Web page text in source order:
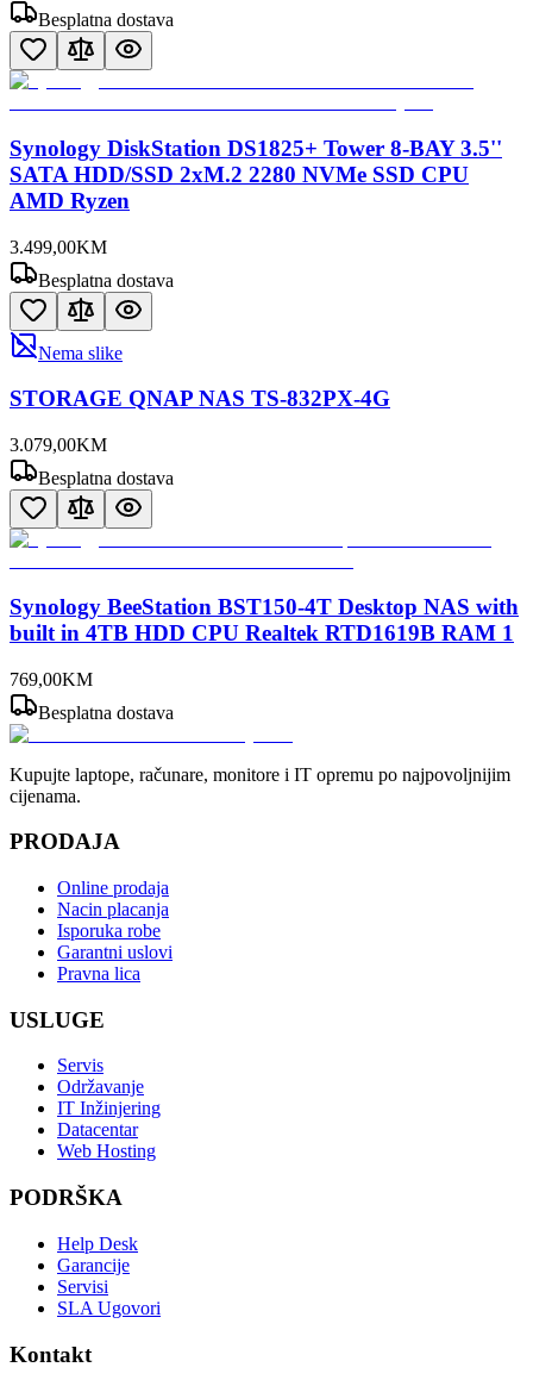
Besplatna dostava
Synology DiskStation DS1825+ Tower 8-BAY 3.5''
SATA HDD/SSD 2xM.2 2280 NVMe SSD CPU
AMD Ryzen
3.499,00KM
Besplatna dostava
Nema slike
STORAGE QNAP NAS TS-832PX-4G
3.079,00KM
Besplatna dostava
Synology BeeStation BST150-4T Desktop NAS with
built in 4TB HDD CPU Realtek RTD1619B RAM 1
769,00KM
Besplatna dostava
Kupujte laptope, računare, monitore i IT opremu po najpovoljnijim
cijenama.
PRODAJA
Online prodaja
Nacin placanja
Isporuka robe
Garantni uslovi
Pravna lica
USLUGE
Servis
Održavanje
IT Inžinjering
Datacentar
Web Hosting
PODRŠKA
Help Desk
Garancije
Servisi
SLA Ugovori
Kontakt